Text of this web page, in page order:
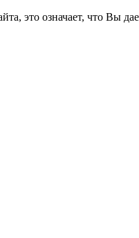
это означает, что Вы